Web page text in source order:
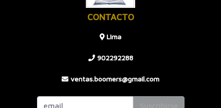
CONTACTO
LIma
902292288
ventas.boomers@gmail.com